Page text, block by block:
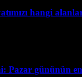
hangi
Pazar gününün